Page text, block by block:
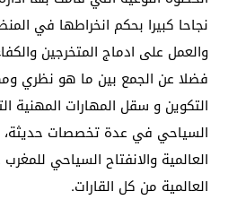
نجاحا كبيرا بحكم انخراطها في
والعمل على ادماج المتخرجين
فضلا عن الجمع بين ما هو نظري
التكوين و سقل المهارات
السياحي في عدة تخصصات
العالمية والانفتاح السياحي
العالمية من كل القارات.